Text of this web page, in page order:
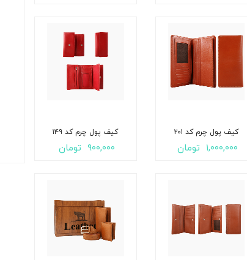
کیف پول چرم کد ۲۰۱
۱,۰۰۰,۰۰۰ تومان
کیف پول چرم کد ۱۴۹
۹۰۰,۰۰۰ تومان